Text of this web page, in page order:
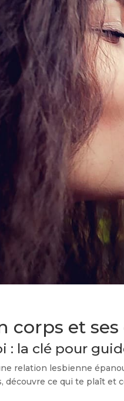
corps et ses
: la clé pour
relation lesbienne
découvre ce qui te plaît et